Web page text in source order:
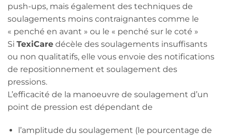
push-ups, mais également des techniques de
soulagements moins contraignantes comme le
« penché en avant » ou le « penché sur le coté »
Si TexiCare décèle des soulagements insuffisants
ou non qualitatifs, elle vous envoie des notifications
de repositionnement et soulagement des
pressions.
L’efficacité de la manoeuvre de soulagement d’un
point de pression est dépendant de
l’amplitude du soulagement (le pourcentage de